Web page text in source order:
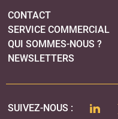
CONTACT
SERVICE COMMERCIAL
QUI SOMMES-NOUS ?
NEWSLETTERS
SUIVEZ-NOUS :